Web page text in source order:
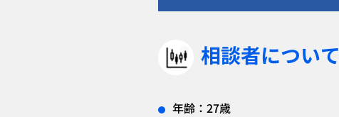
相談者について
年齢：27歳